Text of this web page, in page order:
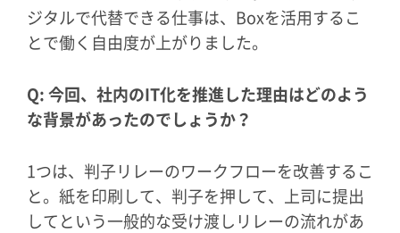
ジタルで代替できる仕事は、Boxを活用するこ
とで働く自由度が上がりました。
Q: 今回、社内のIT化を推進した理由はどのよう
な背景があったのでしょうか？
1つは、判子リレーのワークフローを改善するこ
と。紙を印刷して、判子を押して、上司に提出
してという一般的な受け渡しリレーの流れがあ